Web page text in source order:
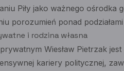
Piły jako ważnego ośrodka
porozumień ponad
i rodzina własna
Wiesław Pietrzak
kariery politycznej,